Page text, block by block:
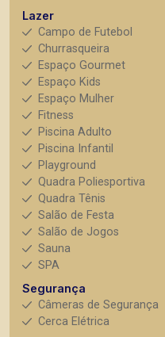
Lazer
Campo de Futebol
Churrasqueira
Espaço Gourmet
Espaço Kids
Espaço Mulher
Fitness
Piscina Adulto
Piscina Infantil
Playground
Quadra Poliesportiva
Quadra Tênis
Salão de Festa
Salão de Jogos
Sauna
SPA
Segurança
Câmeras de Segurança
Cerca Elétrica